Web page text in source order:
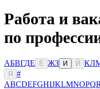
Работа и
по
АБВГДЕ Ё ЖЗ И Й КЛ
Я
#
ABCDEFGHIJKLMNOPQR